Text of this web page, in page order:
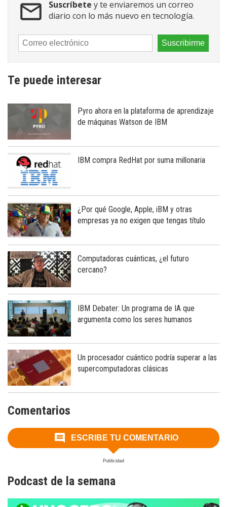
Suscríbete y te enviaremos un correo
diario con lo más nuevo en tecnología.
Te puede interesar
Pyro ahora en la plataforma de aprendizaje
de máquinas Watson de IBM
IBM compra RedHat por suma millonaria
¿Por qué Google, Apple, iBM y otras
empresas ya no exigen que tengas título
Computadoras cuánticas, ¿el futuro
cercano?
IBM Debater: Un programa de IA que
argumenta como los seres humanos
Un procesador cuántico podría superar a las
supercomputadoras clásicas
Comentarios
ESCRIBE TU COMENTARIO
Podcast de la semana